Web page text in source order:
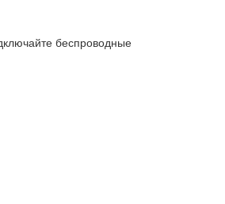
беспроводные